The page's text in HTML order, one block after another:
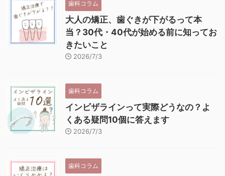
歯科コラム
大人の矯正、歯ぐきが下がるって本
当？30代・40代が始める前に知ってお
きたいこと
2026/7/3
歯科コラム
インビザラインって実際どうなの？よ
くある疑問10個に答えます
2026/7/3
歯科コラム